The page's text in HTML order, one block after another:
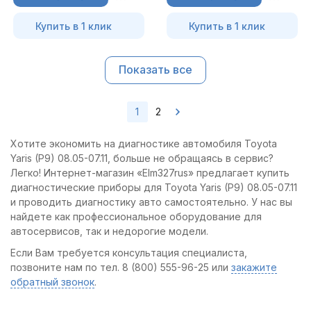
Купить в 1 клик Купить в 1 клик
Показать все
1 2
Хотите экономить на диагностике автомобиля Toyota
Yaris (P9) 08.05-07.11, больше не обращаясь в сервис?
Легко! Интернет-магазин «Elm327rus» предлагает купить
диагностические приборы для Toyota Yaris (P9) 08.05-07.11
и проводить диагностику авто самостоятельно. У нас вы
найдете как профессиональное оборудование для
автосервисов, так и недорогие модели.
Если Вам требуется консультация специалиста,
позвоните нам по тел. 8 (800) 555-96-25 или закажите
обратный звонок.